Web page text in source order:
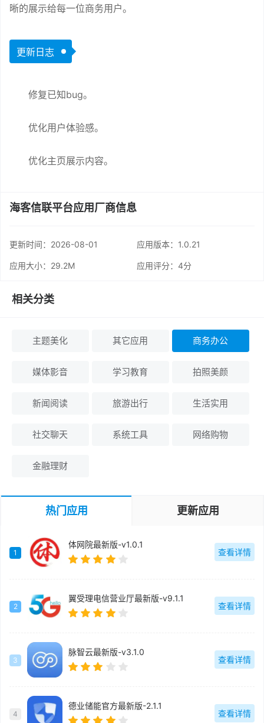
晰的展示给每一位商务用户。
更新日志
修复已知bug。
优化用户体验感。
优化主页展示内容。
海客信联平台应用厂商信息
更新时间： 2026-08-01 应用版本：1.0.21
应用大小：29.2M 应用评分： 4分
相关分类
主题美化 其它应用 商务办公
媒体影音 学习教育 拍照美颜
新闻阅读 旅游出行 生活实用
社交聊天 系统工具 网络购物
金融理财
热门应用 更新应用
1
体网院最新版-v1.0.1
查看详情
2
翼受理电信营业厅最新版-v9.1.1
查看详情
3
脉智云最新版-v3.1.0
查看详情
4
德业储能官方最新版-2.1.1
查看详情